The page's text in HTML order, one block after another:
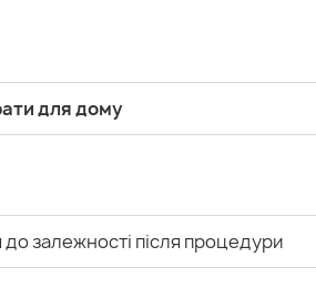
для дому
залежності після процедури